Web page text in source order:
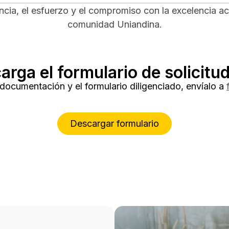
el esfuerzo y el compromiso con la excelencia
comunidad Uniandina.
el formulario de
y el formulario diligenciado, envíalo a
Descargar formulario